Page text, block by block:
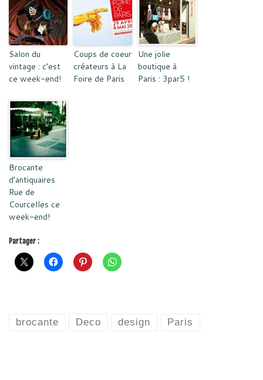
Salon du
vintage : c’est
ce week-end!
Coups de coeur
créateurs à La
Foire de Paris
Une jolie
boutique à
Paris : 3par5 !
Brocante
d’antiquaires
Rue de
Courcelles ce
week-end!
Partager :
brocante Deco design Paris